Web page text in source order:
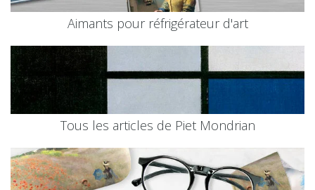
Aimants pour réfrigérateur d'art
Tous les articles de Piet Mondrian